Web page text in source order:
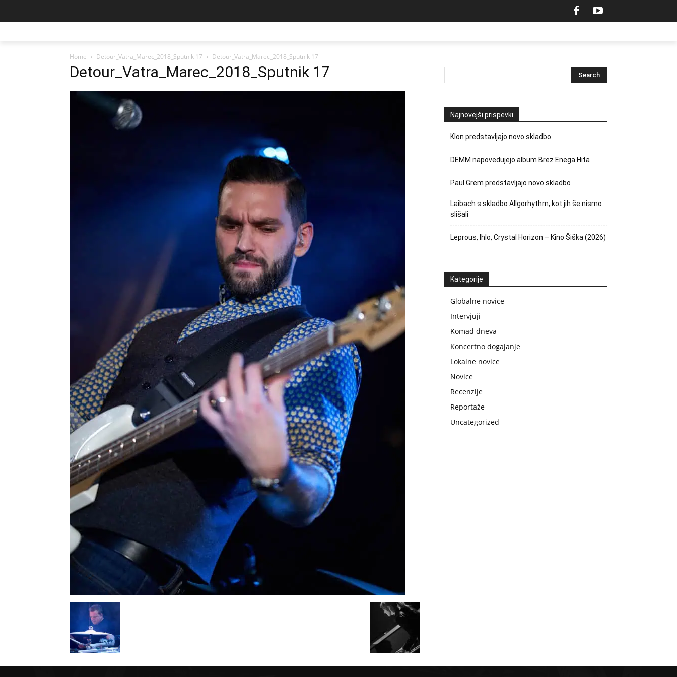
Home Detour_Vatra_Marec_2018_Sputnik 17 Detour_Vatra_Marec_2018_Sputnik 17
Detour_Vatra_Marec_2018_Sputnik 17
Najnovejši prispevki
Klon predstavljajo novo skladbo
DEMM napovedujejo album Brez Enega Hita
Paul Grem predstavljajo novo skladbo
Laibach s skladbo Allgorhythm, kot jih še nismo
slišali
Leprous, Ihlo, Crystal Horizon – Kino Šiška (2026)
Kategorije
Globalne novice
Intervjuji
Komad dneva
Koncertno dogajanje
Lokalne novice
Novice
Recenzije
Reportaže
Uncategorized